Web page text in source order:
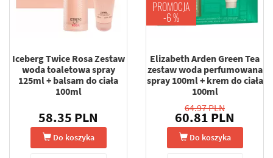
Iceberg Twice Rosa Zestaw
woda toaletowa spray
125ml + balsam do ciała
100ml
58.35 PLN
Do koszyka
PROMOCJA
-6 %
Elizabeth Arden Green Tea
zestaw woda perfumowana
spray 100ml + krem do ciała
100ml
64.97 PLN
60.81 PLN
Do koszyka